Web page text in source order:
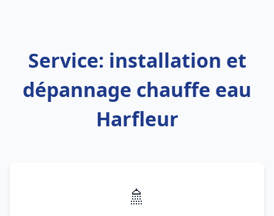
Service: installation et
dépannage chauffe eau
Harfleur
🚿